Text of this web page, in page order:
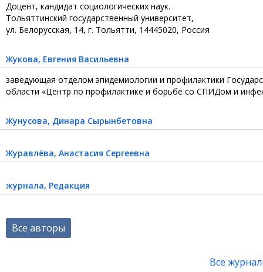
Доцент, кандидат социологических наук.
Тольяттинский государственный университет,
ул. Белорусская, 14, г. Тольятти, 14445020, Россия
Жукова, Евгения Васильевна
заведующая отделом эпидемиологии и профилактики
области «Центр по профилактике и борьбе со СПИДом и
Жунусова, Динара Сырынбетовна
Журавлёва, Анастасия Сергеевна
журнала, Редакция
Все авторы
Все